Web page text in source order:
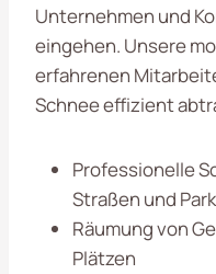
Unternehmen und
eingehen. Unsere
erfahrenen
Schnee effizient
Professionelle
Straßen und
Räumung von
Plätzen